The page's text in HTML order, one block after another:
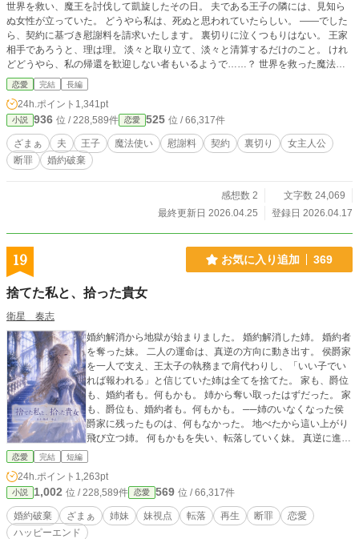
世界を救い、魔王を討伐して凱旋したその日。 夫である王子の隣には、見知ら
ぬ女性が立っていた。 どうやら私は、死ぬと思われていたらしい。 ――でした
ら、契約に基づき慰謝料を請求いたします。 裏切りに泣くつもりはない。 王家
相手であろうと、理は理。 淡々と取り立て、淡々と清算するだけのこと。 けれ
どどうやら、私の帰還を歓迎しない者もいるようで……？ 世界を救った魔法使
いが、夫と王家から正当に取り立てるお話。
恋愛 完結 長編
24h.ポイント 1,341pt
小説 936 位 / 228,589件 恋愛 525 位 / 66,317件
ざまぁ 夫 王子 魔法使い 慰謝料 契約 裏切り
女主人公
断罪
婚約破棄
感想数 2
文字数 24,069
最終更新日 2026.04.25
登録日 2026.04.17
19 お気に入り追加 369
捨てた私と、拾った貴女
衛星 奏志
婚約解消から地獄が始まりました。 婚約解消した姉。 婚約者
を奪った妹。 二人の運命は、真逆の方向に動き出す。 侯爵家
を一人で支え、王太子の執務まで肩代わりし、「いい子でい
れば報われる」と信じていた姉は全てを捨てた。 家も、爵位
も、婚約者も。何もかも。 姉から奪い取ったはずだった。 家
も、爵位も、婚約者も。何もかも。 ──姉のいなくなった侯
爵家に残ったものは、何もなかった。 地べたから這い上がり
飛び立つ姉。 何もかもを失い、転落していく妹。 真逆に進ん
でいたはずの運命は、しかし、ゆっくりと交差していく。 捨
全二章九話完結（約二万字）・一日二回更新。
恋愛 完結 短編
24h.ポイント 1,263pt
小説 1,002 位 / 228,589件 恋愛 569 位 / 66,317件
婚約破棄 ざまぁ 姉妹 妹視点 転落 再生 断罪
恋愛
ハッピーエンド